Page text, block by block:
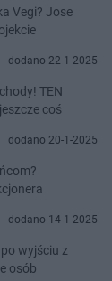
Vegi? Jose
dodano 22-1-2025
TEN
coś
dodano 20-1-2025
dodano 14-1-2025
wyjściu z
osób